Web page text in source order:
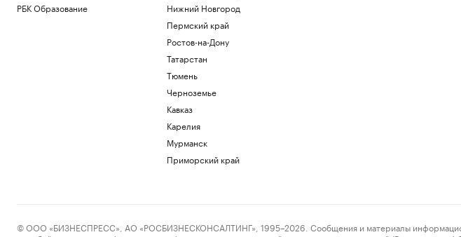
РБК Образование
Нижний Новгород
Пермский край
Ростов-на-Дону
Татарстан
Тюмень
Черноземье
Кавказ
Карелия
Мурманск
Приморский край
© ООО «БИЗНЕСПРЕСС», АО «РОСБИЗНЕСКОНСАЛТИНГ», 1995–2026. Сообщения и материалы